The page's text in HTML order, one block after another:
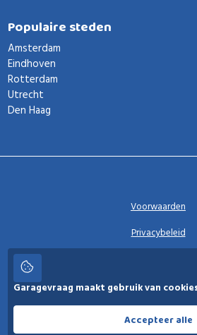
Populaire steden
Amsterdam
Eindhoven
Rotterdam
Utrecht
Den Haag
Garagevraag
Voorwaarden
Privacybeleid
Garagevraag maakt gebruik van
Accepteer alle